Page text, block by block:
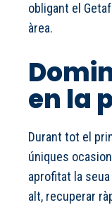
obligant el
àrea.
en la
Durant tot el
úniques
aprofitat la
alt, recuperar